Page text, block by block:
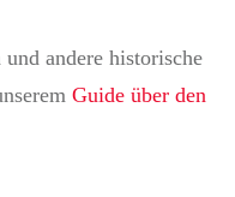
andere historische
Guide über den